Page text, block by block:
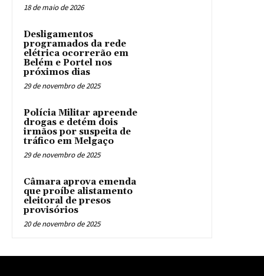
18 de maio de 2026
Desligamentos
programados da rede
elétrica ocorrerão em
Belém e Portel nos
próximos dias
29 de novembro de 2025
Polícia Militar apreende
drogas e detém dois
irmãos por suspeita de
tráfico em Melgaço
29 de novembro de 2025
Câmara aprova emenda
que proíbe alistamento
eleitoral de presos
provisórios
20 de novembro de 2025